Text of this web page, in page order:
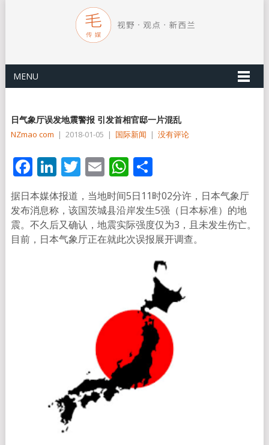
MENU
日气象厅误发地震警报 引发首相官邸一片混乱
NZmao com | 2018-01-05 | 国际新闻 | 没有评论
Facebook
LinkedIn
Twitter
EmailWhatsApp
分
享
据日本媒体报道，当地时间5日11时02分许，日本气象厅
发布消息称，该国茨城县沿岸发生5强（日本标准）的地
震。不久后又确认，地震实际强度仅为3，且未发生伤亡。
目前，日本气象厅正在就此次误报展开调查。